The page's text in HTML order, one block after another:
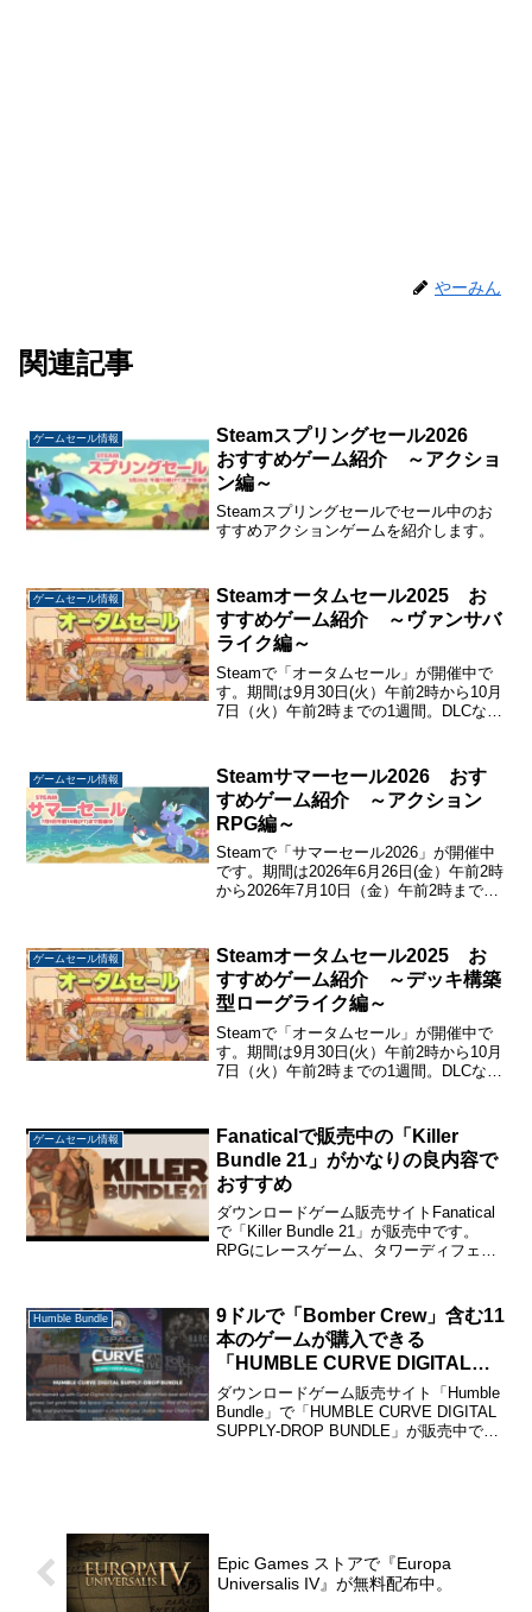
やーみん
関連記事
ゲームセール情報
Steamスプリングセール2026
おすすめゲーム紹介 ～アクショ
ン編～
Steamスプリングセールでセール中のお
すすめアクションゲームを紹介します。
ゲームセール情報
Steamオータムセール2025 お
すすめゲーム紹介 ～ヴァンサバ
ライク編～
Steamで「オータムセール」が開催中で
す。期間は9月30日(火）午前2時から10月
7日（火）午前2時までの1週間。DLCなど
ル2025でセール中のおすすめヴァン...
ゲームセール情報
Steamサマーセール2026 おす
すめゲーム紹介 ～アクション
RPG編～
Steamで「サマーセール2026」が開催中
です。期間は2026年6月26日(金）午前2時
から2026年7月10日（金）午前2時までの
マーセール2026でセー...
ゲームセール情報
Steamオータムセール2025 お
すすめゲーム紹介 ～デッキ構築
型ローグライク編～
Steamで「オータムセール」が開催中で
す。期間は9月30日(火）午前2時から10月
7日（火）午前2時までの1週間。DLCなど
ル2025でセール中のおすすめデッキ...
ゲームセール情報
Fanaticalで販売中の「Killer
Bundle 21」がかなりの良内容で
おすすめ
ダウンロードゲーム販売サイトFanatical
で「Killer Bundle 21」が販売中です。
RPGにレースゲーム、タワーディフェン
本635円から購入できます。K...
Humble Bundle
9ドルで「Bomber Crew」含む11
本のゲームが購入できる
「HUMBLE CURVE DIGITAL
SUPPLY-DROP BUNDLE」が販
売中
ダウンロードゲーム販売サイト「Humble
Bundle」で「HUMBLE CURVE DIGITAL
SUPPLY-DROP BUNDLE」が販売中で
Epic Games ストアで『Europa
Universalis IV』が無料配布中。